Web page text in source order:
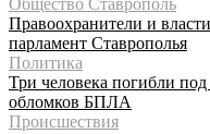
Правоохранители и
парламент Ставрополья
Политика
Три человека погибли
обломков БПЛА
Происшествия